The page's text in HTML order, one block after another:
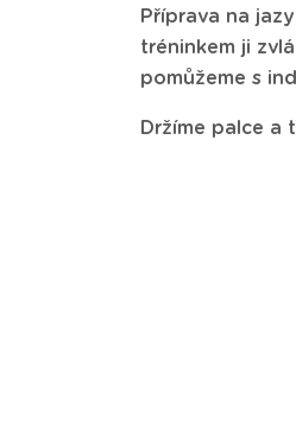
Příprava na
tréninkem ji
pomůžeme s
Držíme palce a